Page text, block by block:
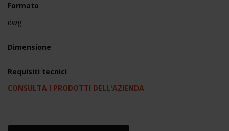
Formato
dwg
Dimensione
Requisiti tecnici
CONSULTA I PRODOTTI DELL'AZIENDA